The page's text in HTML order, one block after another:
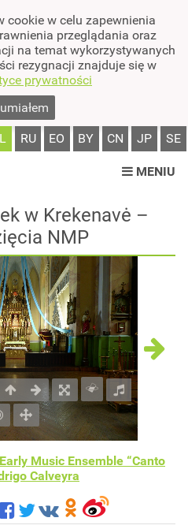
cookie w celu zapewnienia
przeglądania oraz
na temat wykorzystywanych
rezygnacji znajduje się w
prywatności
RU EO BY CN JP SE
MENIU
w Krekenavė –
NMP
Music Ensemble “Canto
Calveyra